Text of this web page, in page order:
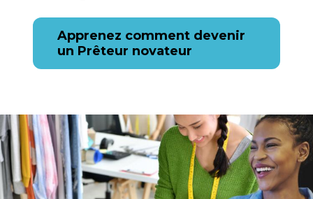
Apprenez comment devenir
un Prêteur novateur